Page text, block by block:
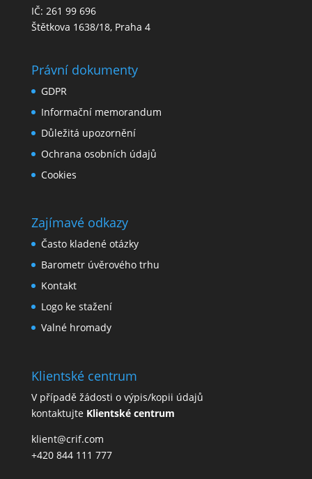
IČ: 261 99 696
Štětkova 1638/18, Praha 4
Právní dokumenty
GDPR
Informační memorandum
Důležitá upozornění
Ochrana osobních údajů
Cookies
Zajímavé odkazy
Často kladené otázky
Barometr úvěrového trhu
Kontakt
Logo ke stažení
Valné hromady
Klientské centrum
V případě žádosti o výpis/kopii údajů
kontaktujte Klientské centrum
klient@crif.com
+420 844 111 777